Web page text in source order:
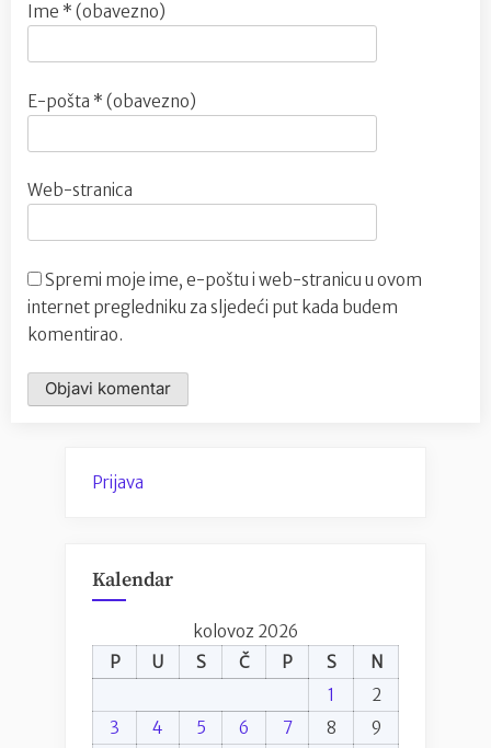
Ime * (obavezno)
E-pošta * (obavezno)
Web-stranica
Spremi moje ime, e-poštu i web-stranicu u ovom
internet pregledniku za sljedeći put kada budem
komentirao.
Prijava
Kalendar
kolovoz 2026
P
U S Č P S
N
1
2
3
4 5 6 7 8
9